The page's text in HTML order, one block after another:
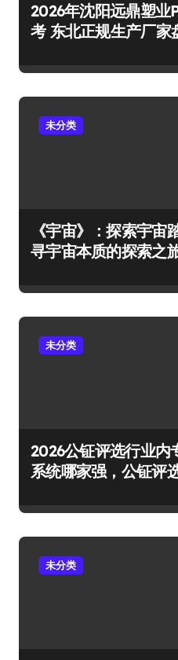
2026年沈阳远鼎塑业
考 东北正规生产厂家
未分类
《宇宙》：探索宇宙
寻宇宙本质的探索之旅
未分类
2026公钲评选行业内
系统哪家强，公钲评
未分类